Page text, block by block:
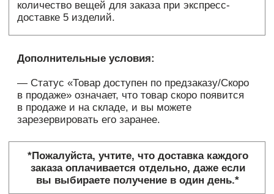
Когда вернутся денежные средства:
Мы обработаем Ваш возврат в течение 5 дней
с момента получения посылки. Отсчет данного
срока начинается на следующий день после
начинается на следующий день после
одобрения возврата мы перечислим денежные
средства за товар на карту или банковский
счет, с которой был оплачен заказ на
официальном сайте.
Обращаем Ваше внимание, что срок возврата
денежных средств зависит от скорости
проблем с прохождением платежа мы
свяжемся с Вами для уточнения реквизитов.
Возврат денежных средств:
В случае, если доставленный Заказ оказался